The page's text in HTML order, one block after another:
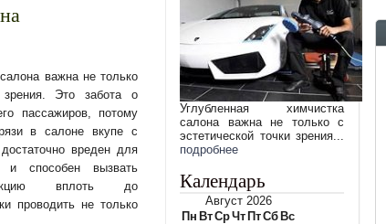
важна не только
зрения. Это забота о
пассажиров, потому
в салоне вкупе с
вреден для
и способен вызвать
вплоть до
проводить не только
Углубленная химчистка
салона важна не только с
эстетической точки зрения...
подробнее
Календарь
Август 2026
Пн ВтСрЧт ПтСб Вс